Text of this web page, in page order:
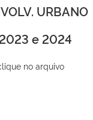
URBANO
e 2024
no arquivo